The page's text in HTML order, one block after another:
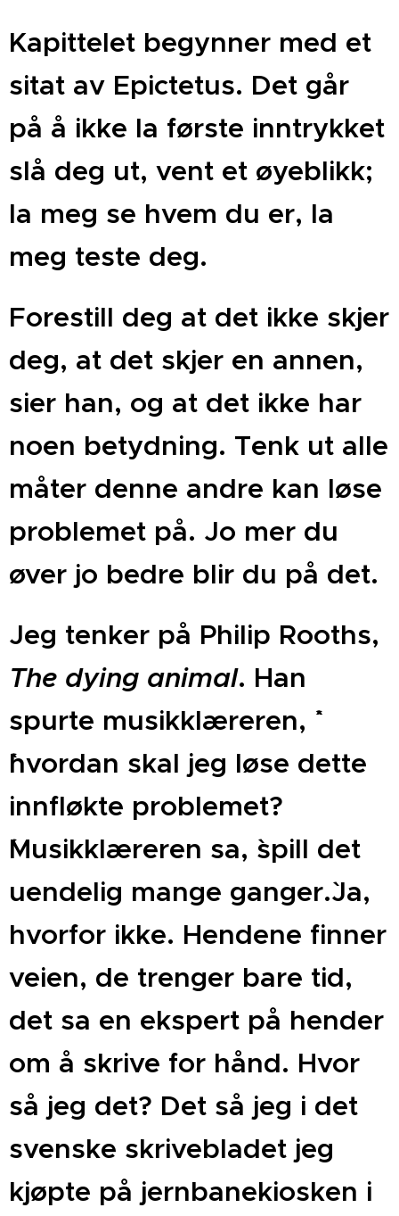
Kapittelet begynner med et
sitat av Epictetus. Det går
på å ikke la første inntrykket
slå deg ut, vent et øyeblikk;
la meg se hvem du er, la
meg teste deg.
Forestill deg at det ikke skjer
deg, at det skjer en annen,
sier han, og at det ikke har
noen betydning. Tenk ut alle
måter denne andre kan løse
problemet på. Jo mer du
øver jo bedre blir du på det.
Jeg tenker på Philip Rooths,
The dying animal. Han
spurte musikklæreren, `´`
´`hvordan skal jeg løse dette
innfløkte problemet?
´Musikklæreren sa, `spill det
uendelig mange ganger.`Ja,
hvorfor ikke. Hendene finner
veien, de trenger bare tid,
det sa en ekspert på hender
om å skrive for hånd. Hvor
så jeg det? Det så jeg i det
svenske skrivebladet jeg
kjøpte på jernbanekiosken i